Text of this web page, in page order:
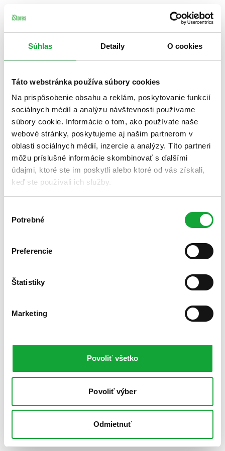
Súhlas Detaily O cookies
Táto webstránka používa súbory cookies
Na prispôsobenie obsahu a reklám, poskytovanie funkcií
sociálnych médií a analýzu návštevnosti používame
súbory cookie. Informácie o tom, ako používate naše
webové stránky, poskytujeme aj našim partnerom v
oblasti sociálnych médií, inzercie a analýzy. Títo partneri
môžu príslušné informácie skombinovať s ďalšími
údajmi, ktoré ste im poskytli alebo ktoré od vás získali,
keď ste používali ich služby.
súhlasu
Potrebné
Preferencie
Štatistiky
Marketing
Povoliť všetko
Povoliť výber
Odmietnuť